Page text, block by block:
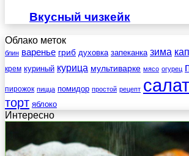
Вкусный чизкейк
Облако меток
блин варенье гриб духовка запеканка зима
крем куриный курица мультиварке мясо огурец
пирожок пицца помидор простой рецепт салат
торт яблоко
Интересно